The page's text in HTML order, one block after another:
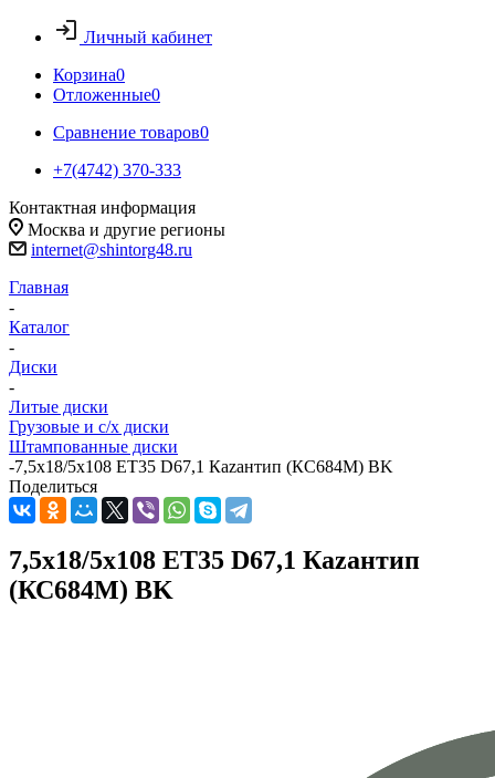
Личный кабинет
Корзина0
Отложенные0
Сравнение товаров0
+7(4742) 370-333
Контактная информация
Москва и другие регионы
internet@shintorg48.ru
Главная
-
Каталог
-
Диски
-
Литые диски
Грузовые и с/х диски
Штампованные диски
-7,5x18/5x108 ET35 D67,1 Каzантип (КС684М) BK
Поделиться
7,5x18/5x108 ET35 D67,1 Каzантип
(КС684М) BK